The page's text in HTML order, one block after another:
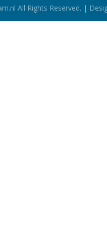
All Rights Reserved. |